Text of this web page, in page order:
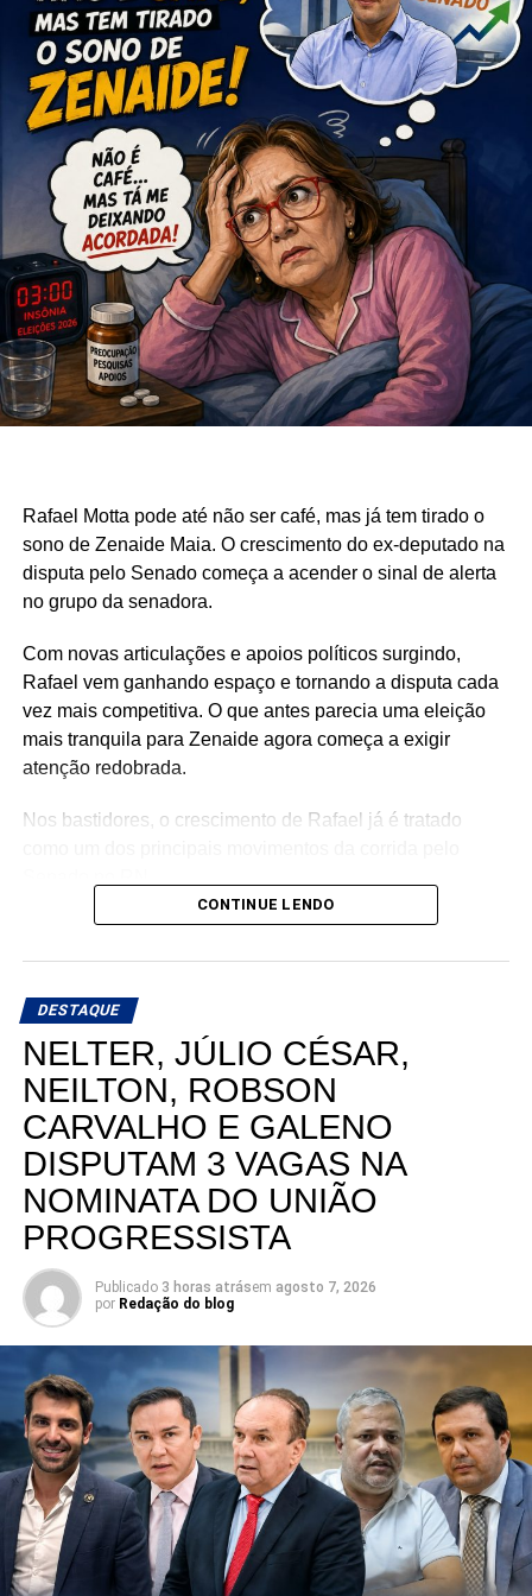
Rafael Motta pode até não ser café, mas já tem tirado o
sono de Zenaide Maia. O crescimento do ex-deputado na
disputa pelo Senado começa a acender o sinal de alerta
no grupo da senadora.
Com novas articulações e apoios políticos surgindo,
Rafael vem ganhando espaço e tornando a disputa cada
vez mais competitiva. O que antes parecia uma eleição
mais tranquila para Zenaide agora começa a exigir
atenção redobrada.
Nos bastidores, o crescimento de Rafael já é tratado
CONTINUE LENDO
DESTAQUE
NELTER, JÚLIO CÉSAR,
NEILTON, ROBSON
CARVALHO E GALENO
DISPUTAM 3 VAGAS NA
NOMINATA DO UNIÃO
PROGRESSISTA
Publicado 3 horas atrásem agosto 7, 2026
por Redação do blog